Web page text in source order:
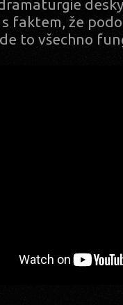
faktem, že
to všechno